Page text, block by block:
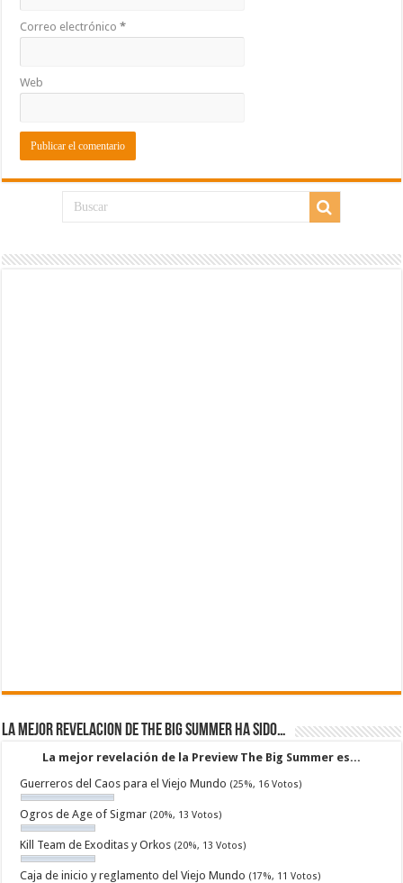
Correo electrónico*
Web
La mejor revelacion de The Big Summer ha sido…
La mejor revelación de la Preview The Big Summer es...
Guerreros del Caos para el Viejo Mundo (25%, 16 Votos)
Ogros de Age of Sigmar (20%, 13 Votos)
Kill Team de Exoditas y Orkos (20%, 13 Votos)
Caja de inicio y reglamento del Viejo Mundo (17%, 11 Votos)